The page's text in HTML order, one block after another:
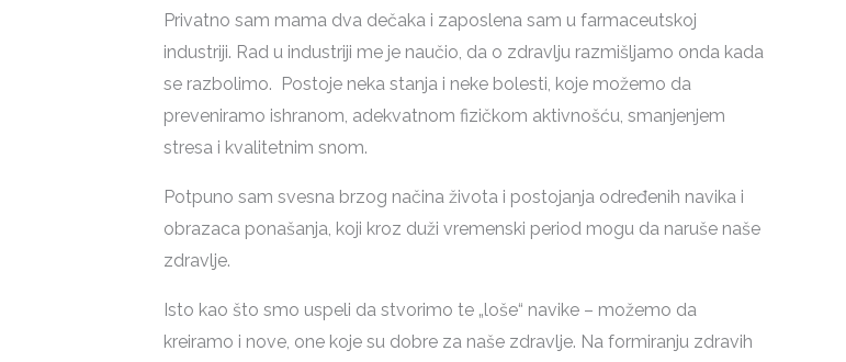
Privatno sam mama dva dečaka i zaposlena sam u farmaceutskoj
industriji. Rad u industriji me je naučio, da o zdravlju razmišljamo onda kada
se razbolimo. Postoje neka stanja i neke bolesti, koje možemo da
preveniramo ishranom, adekvatnom fizičkom aktivnošću, smanjenjem
stresa i kvalitetnim snom.
Potpuno sam svesna brzog načina života i postojanja određenih navika i
obrazaca ponašanja, koji kroz duži vremenski period mogu da naruše naše
zdravlje.
Isto kao što smo uspeli da stvorimo te „loše“ navike – možemo da
kreiramo i nove, one koje su dobre za naše zdravlje. Na formiranju zdravih